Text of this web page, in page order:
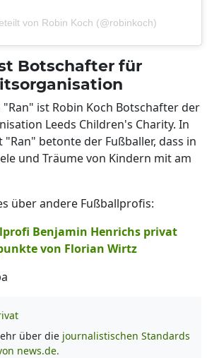
von Robin Koch (@robinkoch)
Botschafter für
ist Robin Koch Botschafter der
Leeds Children's Charity. In
betonte der Fußballer, dass in
und Träume von Kindern mit am
über andere Fußballprofis:
Benjamin Henrichs privat
von Florian Wirtz
über die journalistischen Standards
news.de.